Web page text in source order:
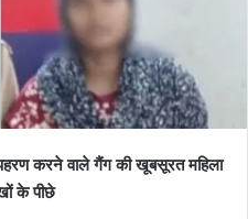
करने वाले गैंग की खूबसूरत महिला
के पीछे